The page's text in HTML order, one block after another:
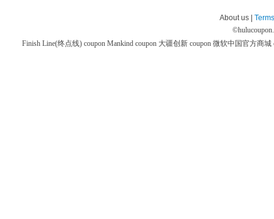
About us |
©
Finish Line(终点线) coupon Mankind coupon 大疆创新 coupon 微软中国官方商城